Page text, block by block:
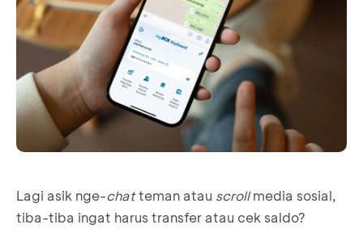
Lagi asik nge-chatteman atau scrollmedia sosial,
tiba-tiba ingat harus transfer atau cek saldo?